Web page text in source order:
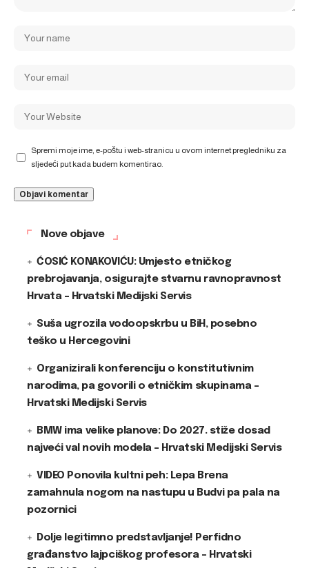
Spremi moje ime, e-poštu i web-stranicu u ovom internet pregledniku za
sljedeći put kada budem komentirao.
Nove objave
ĆOSIĆ KONAKOVIĆU: Umjesto etničkog
prebrojavanja, osigurajte stvarnu ravnopravnost
Hrvata – Hrvatski Medijski Servis
Suša ugrozila vodoopskrbu u BiH, posebno
teško u Hercegovini
Organizirali konferenciju o konstitutivnim
narodima, pa govorili o etničkim skupinama –
Hrvatski Medijski Servis
BMW ima velike planove: Do 2027. stiže dosad
najveći val novih modela – Hrvatski Medijski Servis
VIDEO Ponovila kultni peh: Lepa Brena
zamahnula nogom na nastupu u Budvi pa pala na
pozornici
Dolje legitimno predstavljanje! Perfidno
građanstvo lajpciškog profesora – Hrvatski